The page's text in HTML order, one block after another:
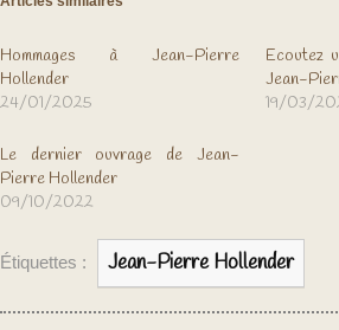
Hommages à Jean-Pierre
Hollender
24/01/2025
Ecoutez
Jean-
19/03/
Le dernier ouvrage de Jean-
Pierre Hollender
09/10/2022
Étiquettes : Jean-Pierre Hollender